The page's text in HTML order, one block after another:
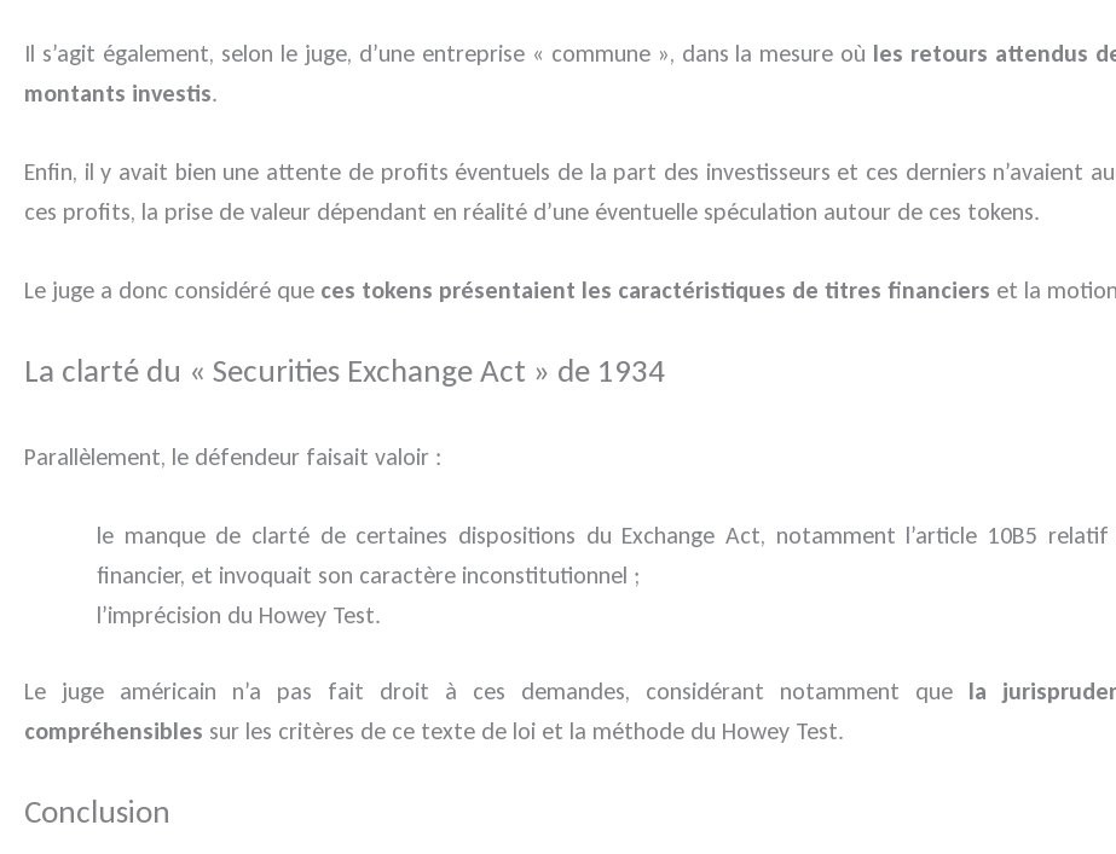
Il s’agit également, selon le juge, d’une entreprise « commune », dans la mesure où les retours attendus
montants investis.
Enfin, il y avait bien une attente de profits éventuels de la part des investisseurs et ces derniers n’avaient
ces profits, la prise de valeur dépendant en réalité d’une éventuelle spéculation autour de ces tokens.
Le juge a donc considéré que ces tokens présentaient les caractéristiques de titres financiers et la
La clarté du « Securities Exchange Act » de 1934
Parallèlement, le défendeur faisait valoir :
le manque de clarté de certaines dispositions du Exchange Act, notamment l’article 10B5
financier, et invoquait son caractère inconstitutionnel ;
l’imprécision du Howey Test.
Le juge américain n’a pas fait droit à ces demandes, considérant notamment que la
compréhensibles sur les critères de ce texte de loi et la méthode du Howey Test.
Conclusion